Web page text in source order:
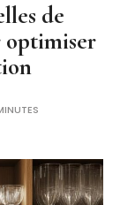
de
optimiser